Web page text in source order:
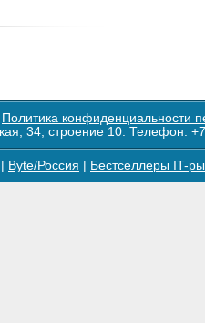
Политика конфиденциальности
34, строение 10. Телефон:
Byte/Россия Бестселлеры IT-